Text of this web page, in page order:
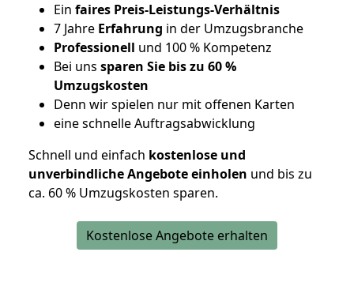
Ein faires Preis-Leistungs-Verhältnis
7 Jahre Erfahrung in der Umzugsbranche
Professionell und 100 % Kompetenz
Bei uns sparen Sie bis zu 60 %
Umzugskosten
Denn wir spielen nur mit offenen Karten
eine schnelle Auftragsabwicklung
Schnell und einfach kostenlose und
unverbindliche Angebote einholen und bis zu
ca. 60 % Umzugskosten sparen.
Kostenlose Angebote erhalten